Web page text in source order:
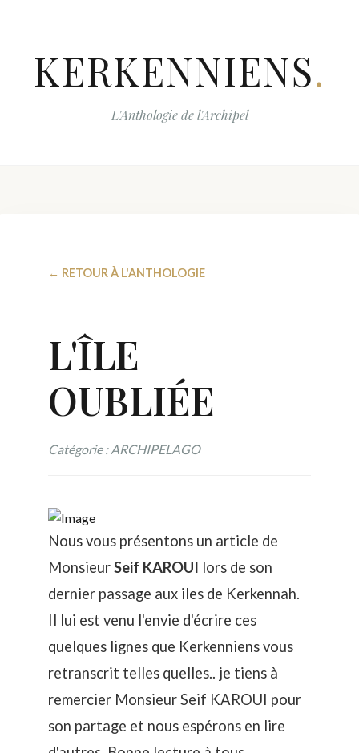
KERKENNIENS.
L'Anthologie de l'Archipel
← RETOUR À L'ANTHOLOGIE
L'ÎLE
OUBLIÉE
Catégorie : ARCHIPELAGO
Nous vous présentons un article de
MonsieurSeif KAROUI lors de son
dernier passage aux iles de Kerkennah.
Il lui est venu l'envie d'écrire ces
quelques lignes que Kerkenniens vous
retranscrit telles quelles.. je tiens à
remercier Monsieur Seif KAROUI pour
son partage et nous espérons en lire